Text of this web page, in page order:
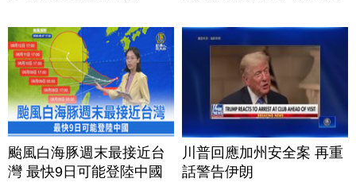
颱風白海豚週末最接近台
灣 最快9日可能登陸中國
川普回應加州安全案 再重
話警告伊朗